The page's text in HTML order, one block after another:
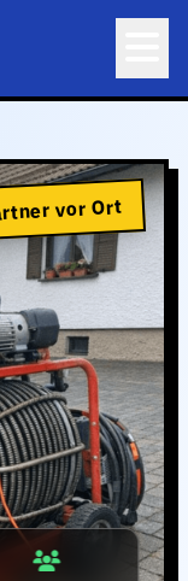
vor Ort